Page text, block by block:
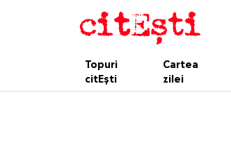
Topuri
citEști
Cartea
zilei